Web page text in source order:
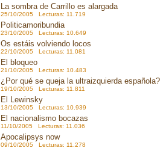
La sombra de Carrillo es alargada
25/10/2005 Lecturas: 11.719
Politicamoribundia
23/10/2005 Lecturas: 10.649
Os estáis volviendo locos
22/10/2005 Lecturas: 11.081
El bloqueo
21/10/2005 Lecturas: 10.483
¿Por qué se queja la ultraizquierda española?
19/10/2005 Lecturas: 11.811
El Lewinsky
13/10/2005 Lecturas: 10.939
El nacionalismo bocazas
11/10/2005 Lecturas: 11.036
Apocalipsys now
09/10/2005 Lecturas: 11.278